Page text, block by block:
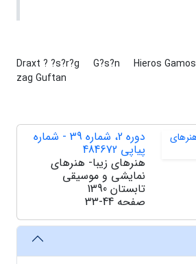
Draxt ? ?s?r?g G?s?n Hieros Gamos
zag Guftan
دوره 2، شماره 39 - شماره
پیاپی 484672
هنرهای زیبا- هنرهای
نمایشی و موسیقی
تابستان 1390
صفحه 33-44